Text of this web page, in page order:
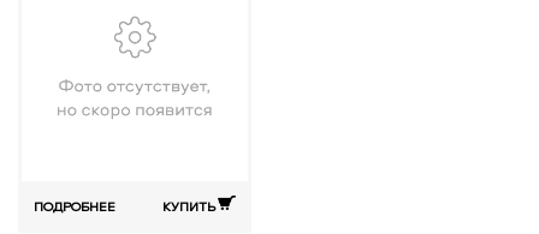
ПОДРОБНЕЕ КУПИТЬ